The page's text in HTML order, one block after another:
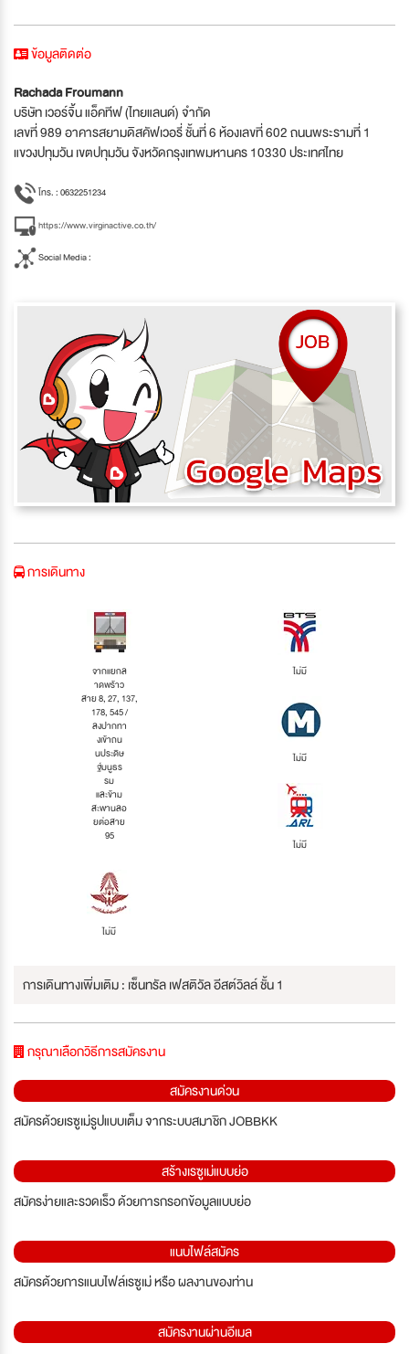
ข้อมูลติดต่อ
Rachada Froumann
บริษัท เวอร์จิ้น แอ็คทีฟ (ไทยแลนด์) จำกัด
เลขที่ 989 อาคารสยามดิสคัฟเวอรี่ ชั้นที่ 6 ห้องเลขที่ 602 ถนนพระรามที่ 1
แขวงปทุมวัน เขตปทุมวัน จังหวัดกรุงเทพมหานคร 10330 ประเทศไทย
โทร. : 0632251234
https://www.virginactive.co.th/
Social Media :
การเดินทาง
จากแยกล
าดพร้าว
สาย 8, 27, 137,
178, 545 /
ลงปากทา
งเข้าถน
นประดิษ
ฐ์มนูธร
รม
และข้าม
สะพานลอ
ยต่อสาย
95
ไม่มี
ไม่มี
ไม่มี
ไม่มี
การเดินทางเพิ่มเติม : เซ็นทรัล เฟสติวัล อีสต์วิลล์ ชั้น 1
กรุณาเลือกวิธีการสมัครงาน
สมัครงานด่วน
สมัครด้วยเรซูเม่รูปแบบเต็ม จากระบบสมาชิก JOBBKK
สร้างเรซูเม่แบบย่อ
สมัครง่ายและรวดเร็ว ด้วยการกรอกข้อมูลแบบย่อ
แนบไฟล์สมัคร
สมัครด้วยการแนบไฟล์เรซูเม่ หรือ ผลงานของท่าน
สมัครงานผ่านอีเมล